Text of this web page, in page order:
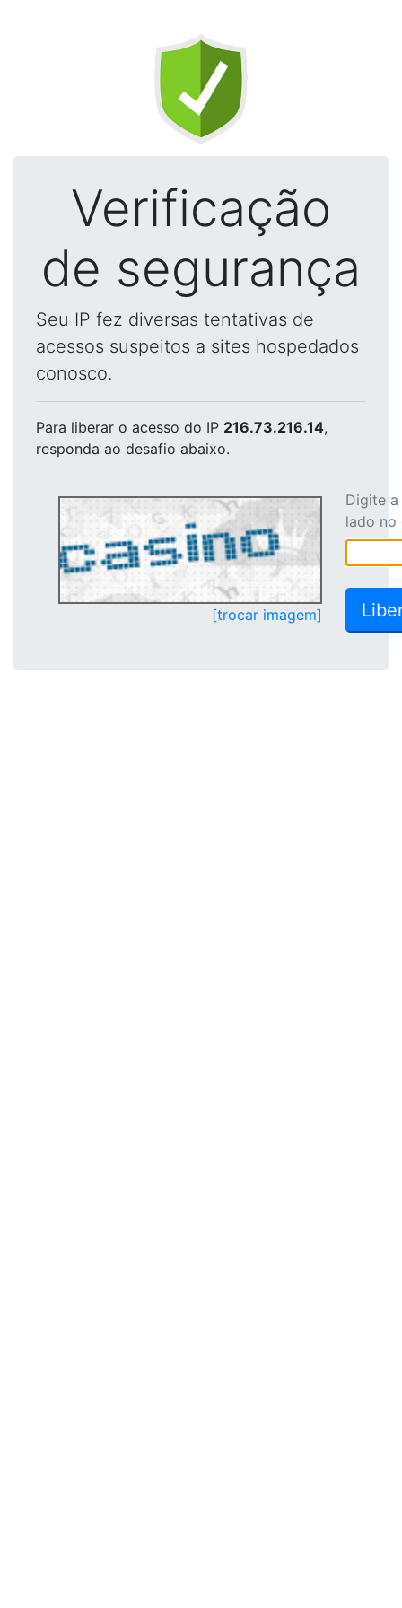
Verificação
de segurança
Seu IP fez diversas tentativas de
acessos suspeitos a sites hospedados
conosco.
Para liberar o acesso do IP 216.73.216.14,
responda ao desafio abaixo.
[trocar imagem]
Digite
lado no